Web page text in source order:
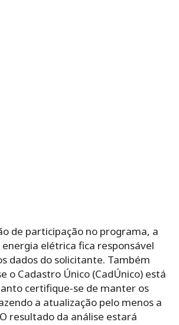
de participação no programa, a
elétrica fica responsável
dados do solicitante. Também
o Cadastro Único (CadÚnico) está
certifique-se de manter os
a atualização pelo menos a
O resultado da análise estará